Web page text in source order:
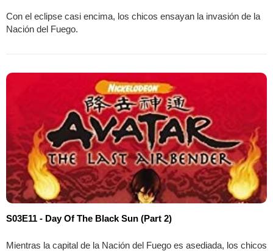
Con el eclipse casi encima, los chicos ensayan la invasión de la
Nación del Fuego.
S03E11 - Day Of The Black Sun (Part 2)
Mientras la capital de la Nación del Fuego es asediada, los chicos